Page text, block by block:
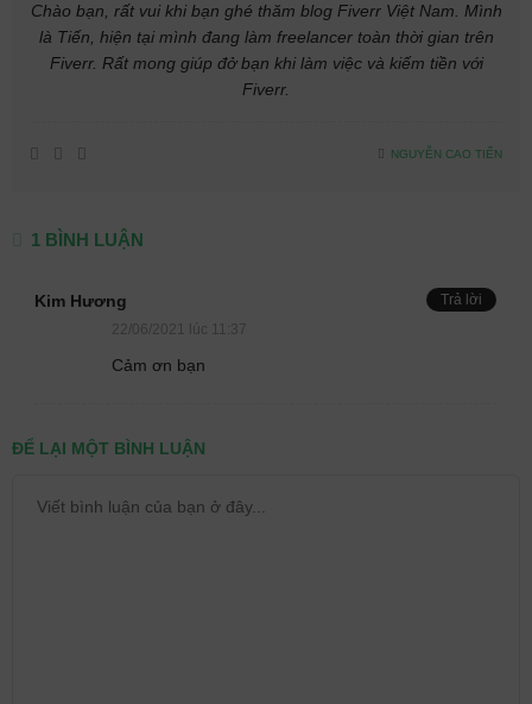
Chào bạn, rất vui khi bạn ghé thăm blog Fiverr Việt Nam. Mình
là Tiến, hiện tại mình đang làm freelancer toàn thời gian trên
Fiverr. Rất mong giúp đở bạn khi làm việc và kiếm tiền với
Fiverr.
NGUYỄN CAO TIẾN
1 BÌNH LUẬN
Kim Hương
22/06/2021 lúc 11:37
Cảm ơn bạn
Trả lời
ĐỂ LẠI MỘT BÌNH LUẬN